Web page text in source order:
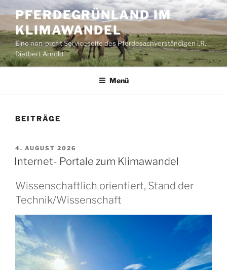
Inhalt
springen
PFERDEGRÜNLAND IM
KLIMAWANDEL
Eine non-profit Serviceseite des Pferdesachverständigen i.R.
Dietbert Arnold
Menü
BEITRÄGE
VERÖFFENTLICHT
AM
4. AUGUST 2026
Internet- Portale zum Klimawandel
Wissenschaftlich orientiert, Stand der
Technik/Wissenschaft